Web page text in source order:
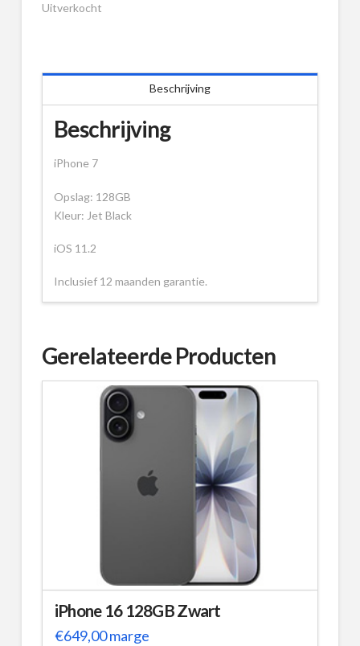
Uitverkocht
Beschrijving
Beschrijving
iPhone 7
Opslag: 128GB
Kleur: Jet Black
iOS 11.2
Inclusief 12 maanden garantie.
Gerelateerde Producten
iPhone 16 128GB Zwart
€649,00marge